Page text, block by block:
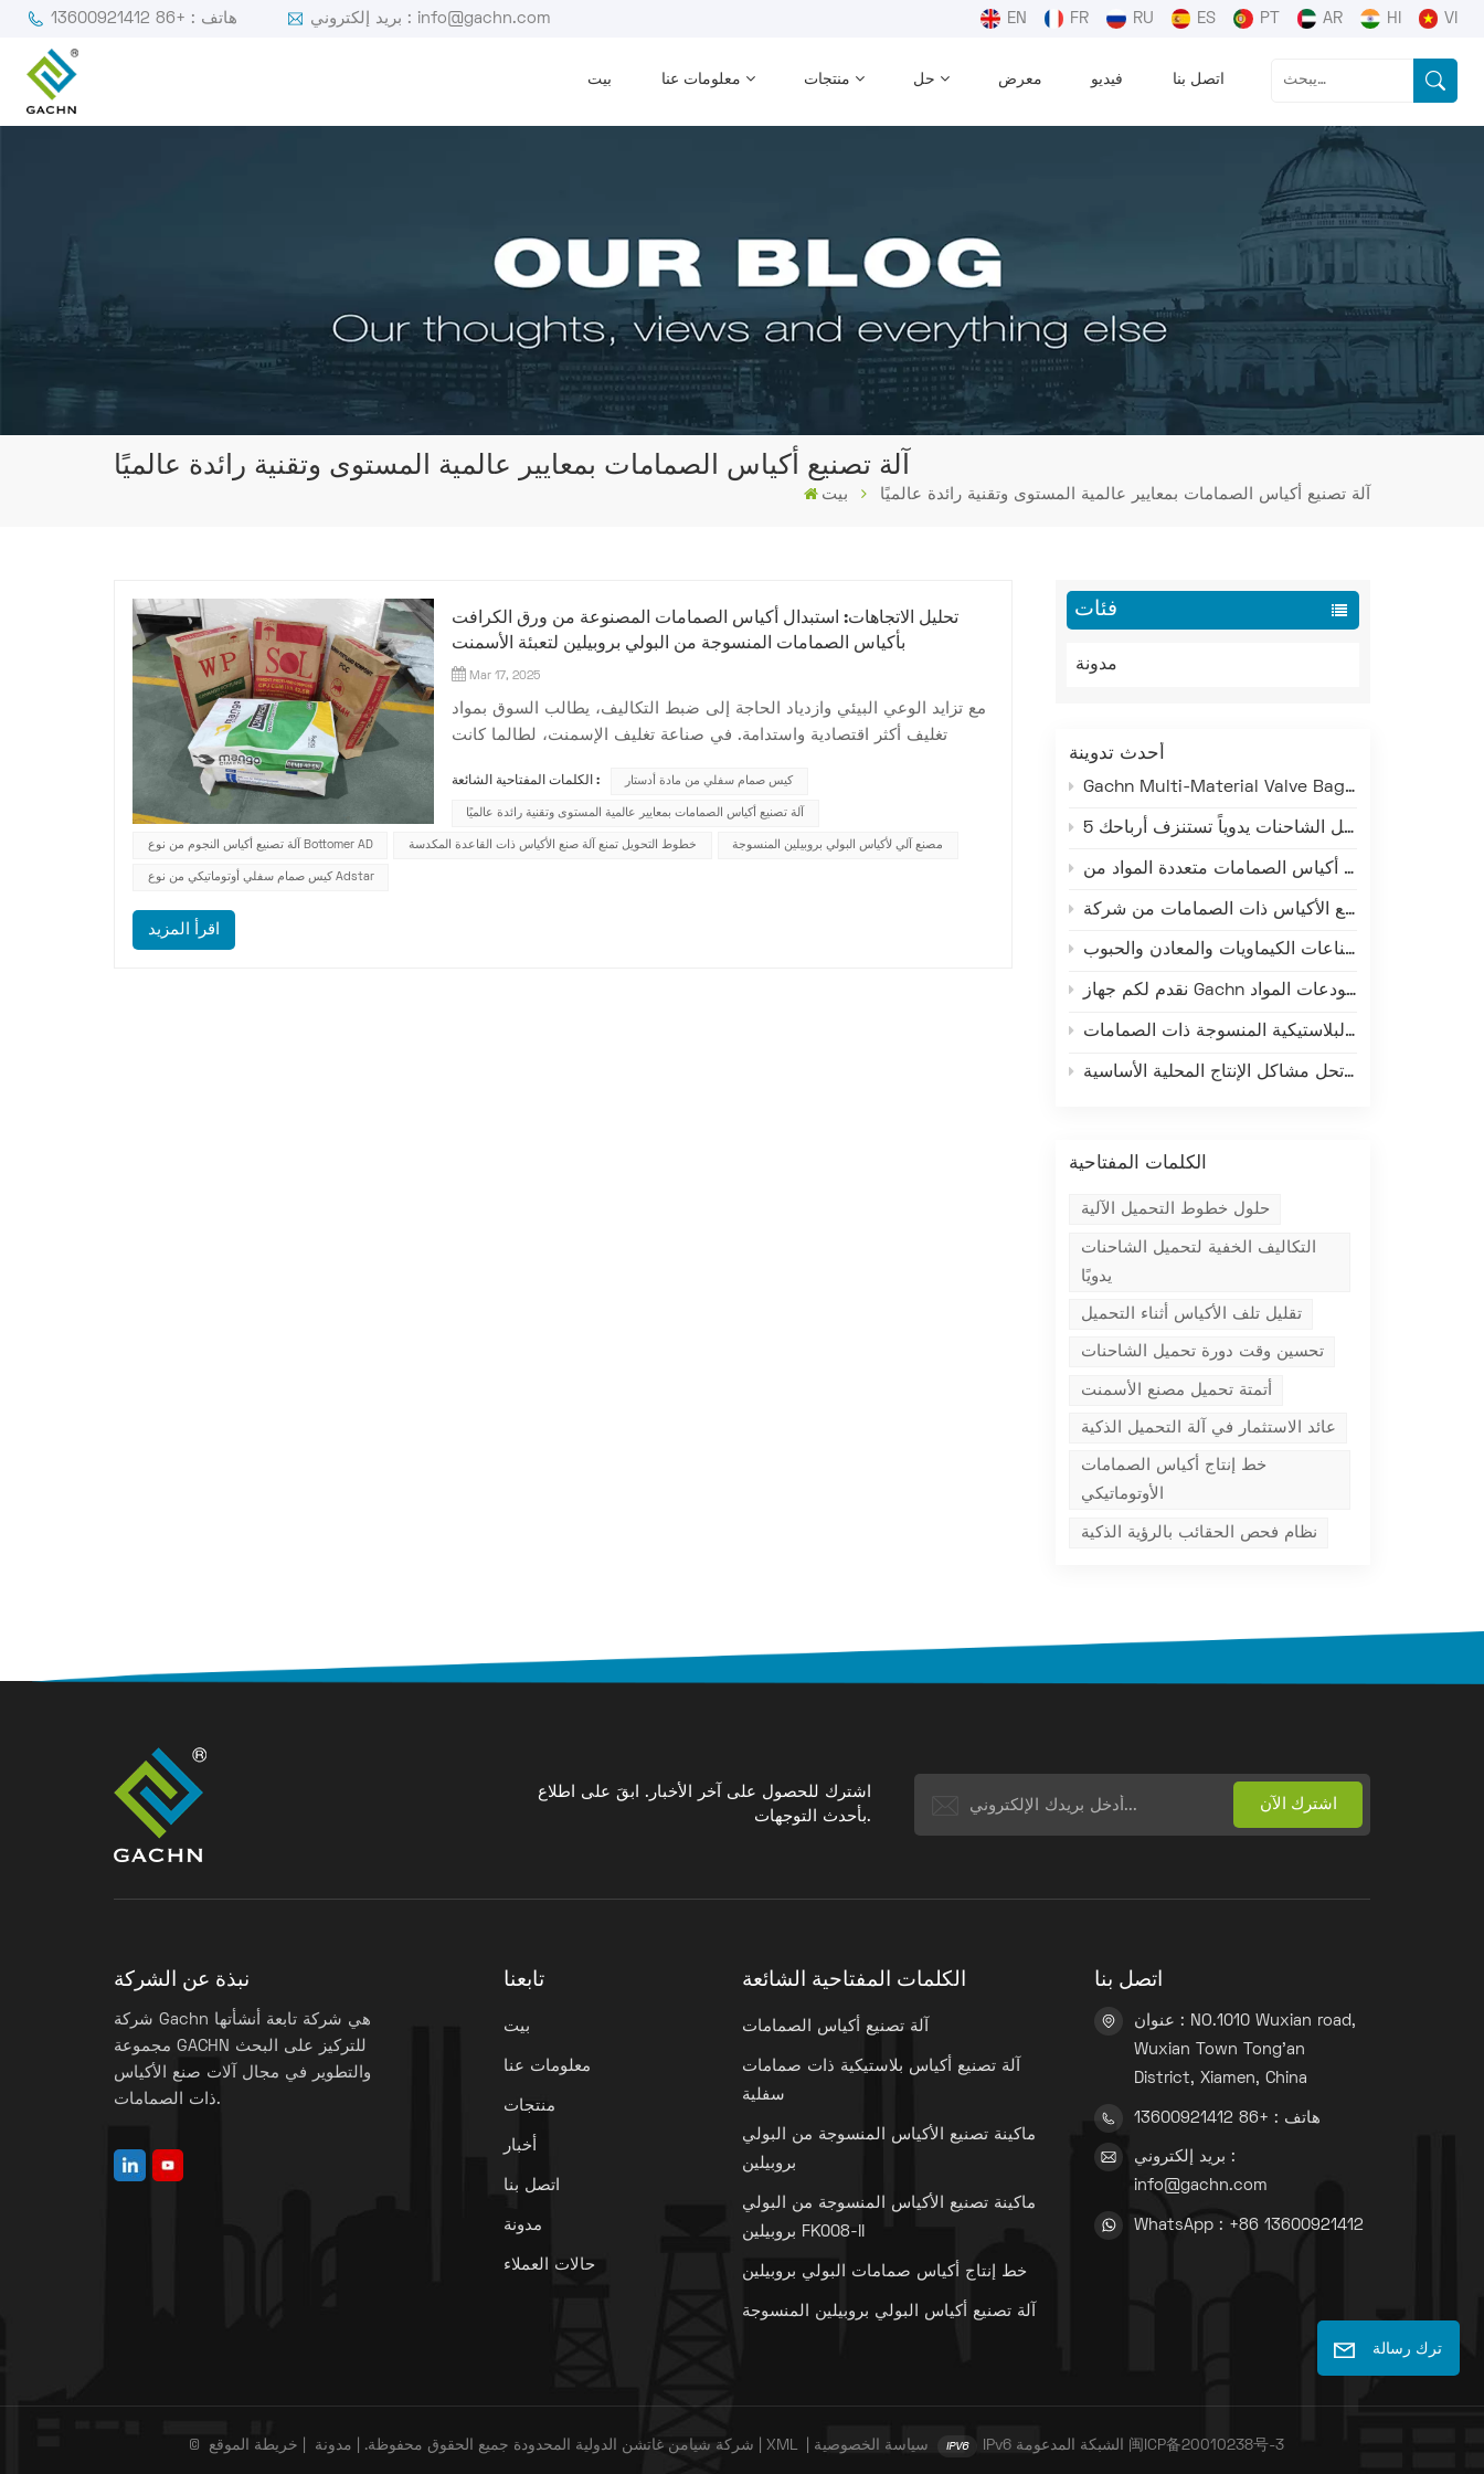
هاتف : +86 13600921412 بريد إلكتروني : info@gachn.com EN FR RU ES PT AR HI VI
بيت معلومات عنا منتجات حل معرض فيديو اتصل بنا
آلة تصنيع أكياس الصمامات بمعايير عالمية المستوى وتقنية رائدة عالميًا
بيت آلة تصنيع أكياس الصمامات بمعايير عالمية المستوى وتقنية رائدة عالميًا
فئات
مدونة
أحدث تدوينة
Gachn Multi-Material Valve Bag Making Machine: Versatile Production for PE, PP, and Paper-Plastic
5 تكاليف خفية لتحميل الشاحنات يدوياً تستنزف أرباحك
ما وراء صناعة الإسمنت: كيف تخدم تقنية التحميل الذكية من غاشن صناعات الكيماويات والمعادن والحبوب
نقدم لكم جهاز Gachn عالي المستوى لتجميع البضائع على المنصات - إعادة تعريف الكفاءة والدقة والموثوقية في تجميع المواد المعبأة على المنصات في مستودعات المواد
الكلمات المفتاحية
حلول خطوط التحميل الآلية
التكاليف الخفية لتحميل الشاحنات
يدويًا
تقليل تلف الأكياس أثناء التحميل
تحسين وقت دورة تحميل الشاحنات
أتمتة تحميل مصنع الأسمنت
عائد الاستثمار في آلة التحميل الذكية
خط إنتاج أكياس الصمامات
الأوتوماتيكي
نظام فحص الحقائب بالرؤية الذكية
تحليل الاتجاهات: استبدال أكياس الصمامات المصنوعة من ورق الكرافت
بأكياس الصمامات المنسوجة من البولي بروبيلين لتعبئة الأسمنت
Mar 17, 2025
مع تزايد الوعي البيئي وازدياد الحاجة إلى ضبط التكاليف، يطالب السوق بمواد
تغليف أكثر اقتصادية واستدامة. في صناعة تغليف الإسمنت، لطالما كانت
التطورات التكنولوجية وتغير متطلبات السوق، أصبحت أكياس البولي بروبيلين
المنسوجة ذات الصمامات بد...
الكلمات المفتاحية الشائعة : كيس صمام سفلي من مادة أدستار
آلة تصنيع أكياس الصمامات بمعايير عالمية المستوى وتقنية رائدة عالميًا
آلة تصنيع أكياس النجوم من نوع Bottomer AD خطوط التحويل تمنع آلة صنع الأكياس ذات القاعدة المكدسة مصنع آلي لأكياس البولي بروبيلين المنسوجة
كيس صمام سفلي أوتوماتيكي من نوع Adstar
اقرأ المزيد
اشترك للحصول على آخر الأخبار. ابقَ على اطلاع
بأحدث التوجهات.
نبذة عن الشركة
شركة Gachn هي شركة تابعة أنشأتها
مجموعة GACHN للتركيز على البحث
والتطوير في مجال آلات صنع الأكياس
ذات الصمامات.
تابعنا
بيت
معلومات عنا
منتجات
أخبار
اتصل بنا
مدونة
حالات العملاء
الكلمات المفتاحية الشائعة
آلة تصنيع أكياس الصمامات
آلة تصنيع أكياس بلاستيكية ذات صمامات
سفلية
ماكينة تصنيع الأكياس المنسوجة من البولي
بروبيلين
ماكينة تصنيع الأكياس المنسوجة من البولي
بروبيلين FK008-II
خط إنتاج أكياس صمامات البولي بروبيلين
آلة تصنيع أكياس البولي بروبيلين المنسوجة
اتصل بنا
عنوان : NO.1010 Wuxian road,
Wuxian Town Tong'an
District, Xiamen, China
هاتف : +86 13600921412
بريد إلكتروني :
info@gachn.com
WhatsApp : +86 13600921412
© شركة شيامن غاتشن الدولية المحدودة جميع الحقوق محفوظة. | مدونة خريطة الموقع XML سياسة الخصوصية IPv6 الشبكة المدعومة 闽ICP备20010238号-3
ترك رسالة